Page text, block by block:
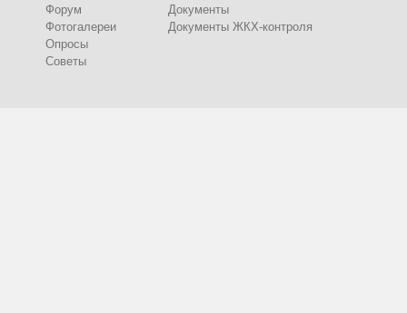
Форум
Фотогалереи
Опросы
Советы
Документы
Документы ЖКХ-контроля